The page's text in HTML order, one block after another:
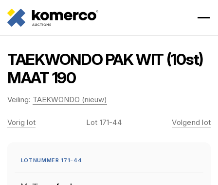
TAEKWONDO PAK WIT (10st)
MAAT 190
Veiling: TAEKWONDO (nieuw)
Vorig lot Lot 171-44 Volgend lot
LOTNUMMER 171-44